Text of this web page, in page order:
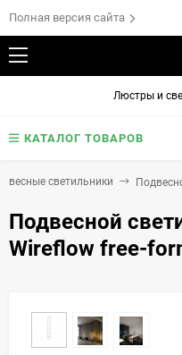
Полная версия сайта
Люстры и
КАТАЛОГ ТОВАРОВ
светильники
Подвесной
Wireflow free-